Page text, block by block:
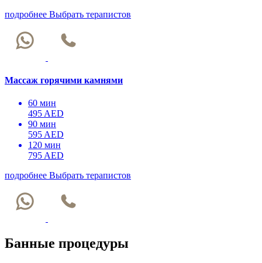
подробнее Выбрать терапистов
Массаж горячими камнями
60 мин
495 AED
90 мин
595 AED
120 мин
795 AED
подробнее Выбрать терапистов
Банные процедуры